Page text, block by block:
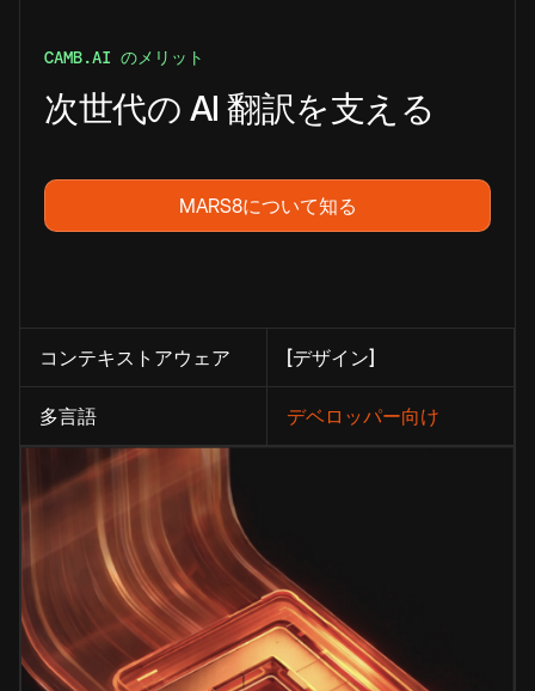
CAMB.AI のメリット
次世代の AI 翻訳を支える
MARS8について知る
コンテキストアウェア [デザイン]
多言語 デベロッパー向け